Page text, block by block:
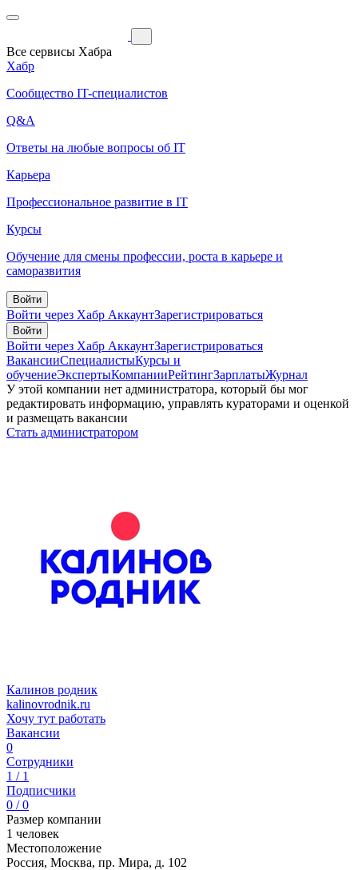
Все сервисы Хабра
Хабр
Сообщество IT-специалистов
Q&A
Ответы на любые вопросы об IT
Карьера
Профессиональное развитие в IT
Курсы
Обучение для смены профессии, роста в карьере и
саморазвития
Войти
Войти через Хабр АккаунтЗарегистрироваться
Войти
Войти через Хабр АккаунтЗарегистрироваться
ВакансииСпециалистыКурсы и
обучениеЭкспертыКомпанииРейтингЗарплатыЖурнал
У этой компании нет администратора, который бы мог
редактировать информацию, управлять кураторами и оценкой
и размещать вакансии
Стать администратором
Калинов родник
kalinovrodnik.ru
Хочу тут работать
Вакансии
0
Сотрудники
1 / 1
Подписчики
0 / 0
Размер компании
1 человек
Местоположение
Россия, Москва, пр. Мира, д. 102